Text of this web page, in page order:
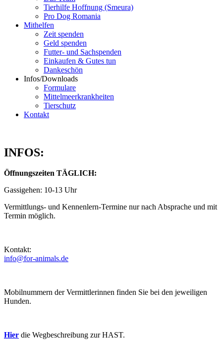
Tierhilfe Hoffnung (Smeura)
Pro Dog Romania
Mithelfen
Zeit spenden
Geld spenden
Futter- und Sachspenden
Einkaufen & Gutes tun
Dankeschön
Infos/Downloads
Formulare
Mittelmeerkrankheiten
Tierschutz
Kontakt
INFOS:
Öffnungszeiten TÄGLICH:
Gassigehen: 10-13 Uhr
Vermittlungs- und Kennenlern-Termine nur nach Absprache und mit
Termin möglich.
Kontakt:
info@for-animals.de
Mobilnummern der Vermittlerinnen finden Sie bei den jeweiligen
Hunden.
Hier die Wegbeschreibung zur HAST.